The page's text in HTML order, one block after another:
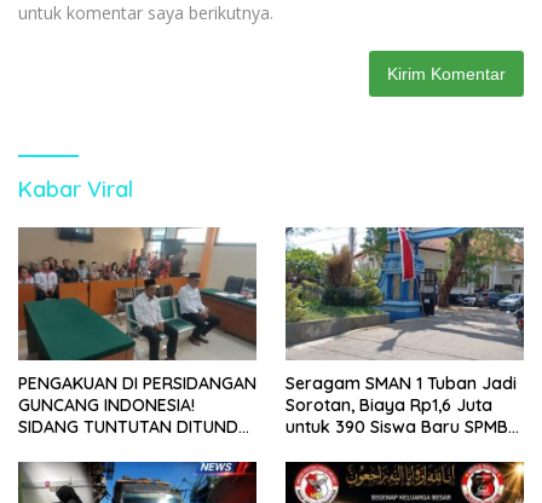
untuk komentar saya berikutnya.
Kabar Viral
PENGAKUAN DI PERSIDANGAN
GUNCANG INDONESIA!
SIDANG TUNTUTAN DITUNDA,
MENGAMUK DI PN MALANG
Seragam SMAN 1 Tuban Jadi
Sorotan, Biaya Rp1,6 Juta
untuk 390 Siswa Baru SPMB